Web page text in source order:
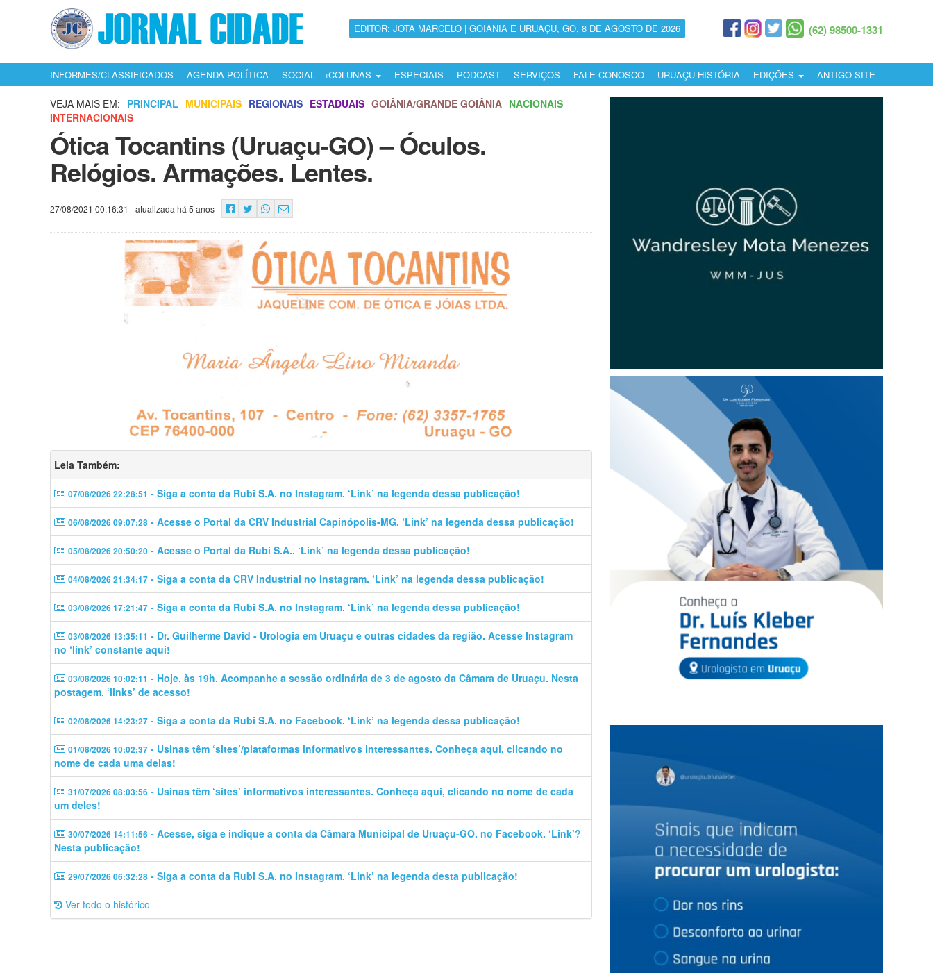
EDITOR: JOTA MARCELO | GOIÂNIA E URUAÇU, GO, 8 DE AGOSTO DE 2026 (62) 98500-1331
INFORMES/CLASSIFICADOS AGENDA POLÍTICA SOCIAL COLUNAS ESPECIAIS PODCAST SERVIÇOS FALE CONOSCO URUAÇU-HISTÓRIA EDIÇÕES ANTIGO SITE
VEJA MAIS EM: PRINCIPAL MUNICIPAIS REGIONAIS ESTADUAIS GOIÂNIA/GRANDE GOIÂNIA NACIONAIS
INTERNACIONAIS
Ótica Tocantins (Uruaçu-GO) – Óculos.
Relógios. Armações. Lentes.
27/08/2021 00:16:31 - atualizada há 5 anos
Leia Também:
07/08/2026 22:28:51 - Siga a conta da Rubi S.A. no Instagram. ‘Link’ na legenda dessa publicação!
06/08/2026 09:07:28 - Acesse o Portal da CRV Industrial Capinópolis-MG. ‘Link’ na legenda dessa publicação!
05/08/2026 20:50:20 - Acesse o Portal da Rubi S.A.. ‘Link’ na legenda dessa publicação!
04/08/2026 21:34:17 - Siga a conta da CRV Industrial no Instagram. ‘Link’ na legenda dessa publicação!
03/08/2026 17:21:47 - Siga a conta da Rubi S.A. no Instagram. ‘Link’ na legenda dessa publicação!
03/08/2026 13:35:11 - Dr. Guilherme David - Urologia em Uruaçu e outras cidades da região. Acesse Instagram
no ‘link’ constante aqui!
03/08/2026 10:02:11 - Hoje, às 19h. Acompanhe a sessão ordinária de 3 de agosto da Câmara de Uruaçu. Nesta
postagem, ‘links’ de acesso!
02/08/2026 14:23:27 - Siga a conta da Rubi S.A. no Facebook. ‘Link’ na legenda dessa publicação!
01/08/2026 10:02:37 - Usinas têm ‘sites’/plataformas informativos interessantes. Conheça aqui, clicando no
nome de cada uma delas!
31/07/2026 08:03:56 - Usinas têm ‘sites’ informativos interessantes. Conheça aqui, clicando no nome de cada
um deles!
30/07/2026 14:11:56 - Acesse, siga e indique a conta da Câmara Municipal de Uruaçu-GO. no Facebook. ‘Link’?
Nesta publicação!
29/07/2026 06:32:28 - Siga a conta da Rubi S.A. no Instagram. ‘Link’ na legenda desta publicação!
Ver todo o histórico